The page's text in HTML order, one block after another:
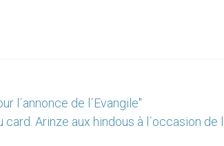
l´annonce de l´Evangile"
card. Arinze aux hindous à l´occasion de